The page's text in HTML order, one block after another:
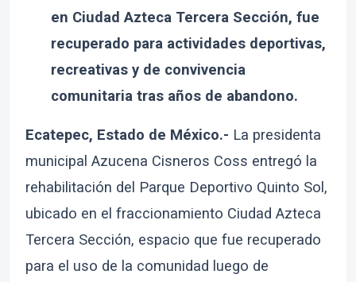
en Ciudad Azteca Tercera Sección, fue
recuperado para actividades deportivas,
recreativas y de convivencia
comunitaria tras años de abandono.
Ecatepec, Estado de México.- La presidenta
municipal Azucena Cisneros Coss entregó la
rehabilitación del Parque Deportivo Quinto Sol,
ubicado en el fraccionamiento Ciudad Azteca
Tercera Sección, espacio que fue recuperado
para el uso de la comunidad luego de